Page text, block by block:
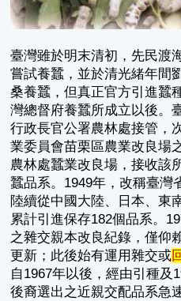
臺灣雖於明末清初，先民渡
嘗試養蠶，並於清光緒年間
桑養蠶，但真正官方引進蠶
灣總督府養蠶所成立以後。
行政長官公署農林處接管，
業委員會苗栗區農業改良場
農林處蠶業改良場，接收該
蠶品系。1949年，改稱臺灣
陸續從中國大陸、日本、東
累計引進保存182個品系。
之雜交親本改良紀錄，僅仰
更新；此後始有運用雜交或
自1967年以後，經由引種及
後裔選出之近親交配品系急